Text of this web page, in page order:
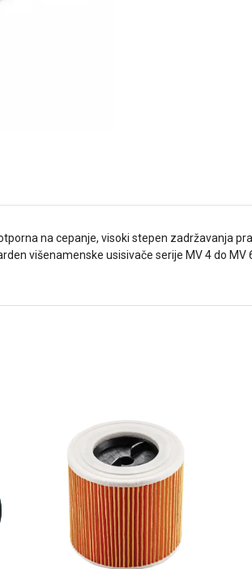
na cepanje, visoki stepen zadržavanja
višenamenske usisivače serije MV 4 do MV 6